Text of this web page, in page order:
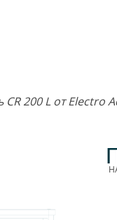
CR 200 L от